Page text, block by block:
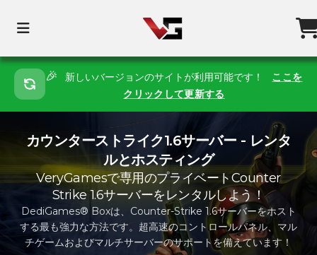
🎉 新しいバージョンのサイトが利用可能です！
ここを
クリックして更新する
カウンターストライク1.6サーバー - レンタ
ルとホスティング
VeryGamesで専用のプライベートCounter
Strike 1.6サーバーをレンタルしよう！
DediGames® Boxは、Counter-Strike 1.6サーバーをホスト
する最も強力な方法です。超高速のコントロールパネル、マル
チゲームおよびマルチサーバーのサポートを備えています！